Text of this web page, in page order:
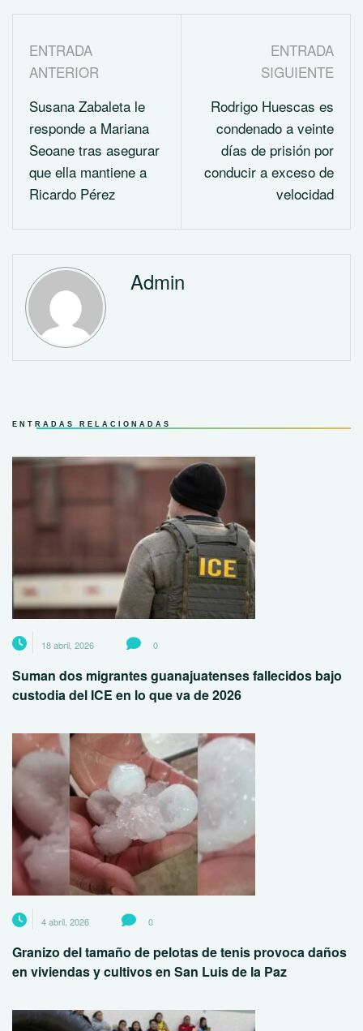
ENTRADA
ANTERIOR
Susana Zabaleta le
responde a Mariana
Seoane tras asegurar
que ella mantiene a
Ricardo Pérez
ENTRADA
SIGUIENTE
Rodrigo Huescas es
condenado a veinte
días de prisión por
conducir a exceso de
velocidad
Admin
ENTRADAS RELACIONADAS
18 abril, 2026 0
Suman dos migrantes guanajuatenses fallecidos bajo
custodia del ICE en lo que va de 2026
4 abril, 2026 0
Granizo del tamaño de pelotas de tenis provoca daños
en viviendas y cultivos en San Luis de la Paz